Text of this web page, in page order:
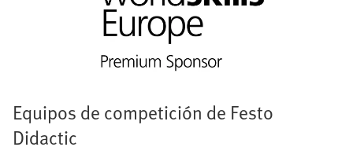
Equipos de competición de Festo
Didactic